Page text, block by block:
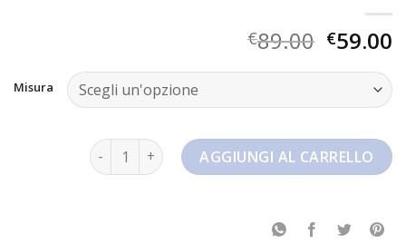
€89.00 €59.00
Misura
nike jordan 1 mid quantitàAGGIUNGI AL CARRELLO